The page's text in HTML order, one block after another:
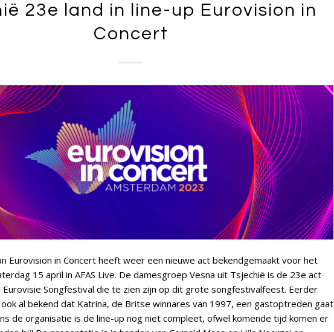
23e land in line-up Eurovision in
Concert
Eurovision in Concert heeft weer een nieuwe act bekendgemaakt voor het
15 april in AFAS Live. De damesgroep Vesna uit Tsjechië is de 23e act
Eurovisie Songfestival die te zien zijn op dit grote songfestivalfeest. Eerder
al bekend dat Katrina, de Britse winnares van 1997, een gastoptreden gaat
de organisatie is de line-up nog niet compleet, ofwel komende tijd komen er